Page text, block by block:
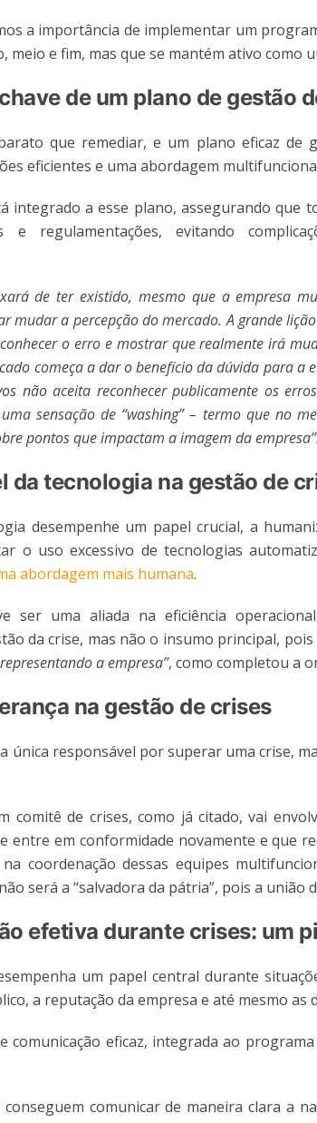
a importância de implementar um
meio e fim, mas que se mantém ativo como
de um plano de gestão
que remediar, e um plano eficaz de
eficientes e uma abordagem
integrado a esse plano, assegurando que
regulamentações, evitando
de ter existido, mesmo que a empresa
mudar a percepção do mercado. A grande
o erro e mostrar que realmente irá
começa a dar o benefício da dúvida para a
não aceita reconhecer publicamente os
sensação de “washing” – termo que no
pontos que impactam a imagem da
da tecnologia na gestão de
desempenhe um papel crucial, a
o uso excessivo de tecnologias
abordagem mais humana.
ser uma aliada na eficiência
da crise, mas não o insumo principal, pois
a empresa”, como completou a
na gestão de crises
única responsável por superar uma crise,
comitê de crises, como já citado, vai
entre em conformidade novamente e que
coordenação dessas equipes
será a “salvadora da pátria”, pois a união
efetiva durante crises: um
um papel central durante
a reputação da empresa e até mesmo as
comunicação eficaz, integrada ao
comunicar de maneira clara a